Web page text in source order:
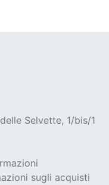
Selvette, 1/bis/1
sugli acquisti